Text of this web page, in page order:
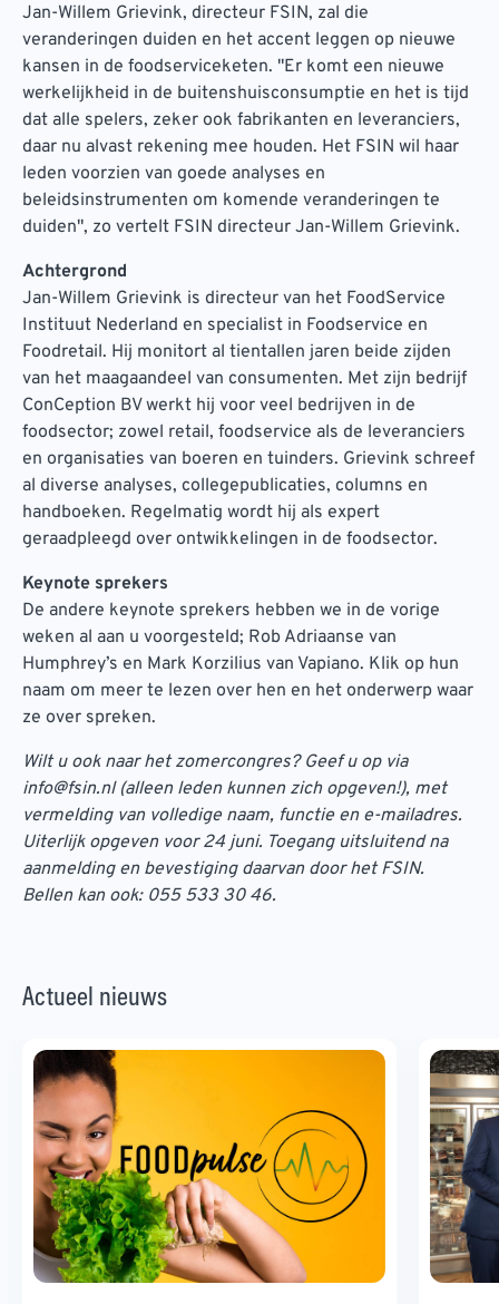
Jan-Willem Grievink, directeur FSIN, zal die
veranderingen duiden en het accent leggen op nieuwe
kansen in de foodserviceketen. "Er komt een nieuwe
werkelijkheid in de buitenshuisconsumptie en het is tijd
dat alle spelers, zeker ook fabrikanten en leveranciers,
daar nu alvast rekening mee houden. Het FSIN wil haar
leden voorzien van goede analyses en
beleidsinstrumenten om komende veranderingen te
duiden", zo vertelt FSIN directeur Jan-Willem Grievink.
Achtergrond
Jan-Willem Grievink is directeur van het FoodService
Instituut Nederland en specialist in Foodservice en
Foodretail. Hij monitort al tientallen jaren beide zijden
van het maagaandeel van consumenten. Met zijn bedrijf
ConCeption BV werkt hij voor veel bedrijven in de
foodsector; zowel retail, foodservice als de leveranciers
en organisaties van boeren en tuinders. Grievink schreef
al diverse analyses, collegepublicaties, columns en
handboeken. Regelmatig wordt hij als expert
geraadpleegd over ontwikkelingen in de foodsector.
Keynote sprekers
De andere keynote sprekers hebben we in de vorige
weken al aan u voorgesteld; Rob Adriaanse van
Humphrey’s en Mark Korzilius van Vapiano. Klik op hun
naam om meer te lezen over hen en het onderwerp waar
ze over spreken.
Wilt u ook naar het zomercongres? Geef u op via
info@fsin.nl (alleen leden kunnen zich opgeven!), met
vermelding van volledige naam, functie en e-mailadres.
Uiterlijk opgeven voor 24 juni. Toegang uitsluitend na
aanmelding en bevestiging daarvan door het FSIN.
Bellen kan ook: 055 533 30 46.
Actueel nieuws